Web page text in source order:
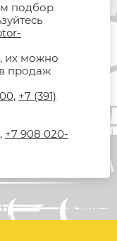
подбор
их можно
продаж
, +7 (391)
, +7 908 020-